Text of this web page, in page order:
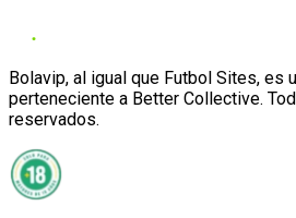
Bolavip, al igual que Futbol Sites, es
perteneciente a Better Collective.
reservados.